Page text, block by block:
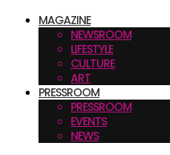
MAGAZINE
NEWSROOM
LIFESTYLE
CULTURE
ART
PRESSROOM
PRESSROOM
EVENTS
NEWS